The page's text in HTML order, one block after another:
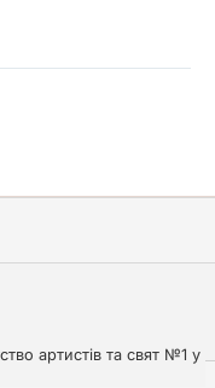
артистів та свят №1 у